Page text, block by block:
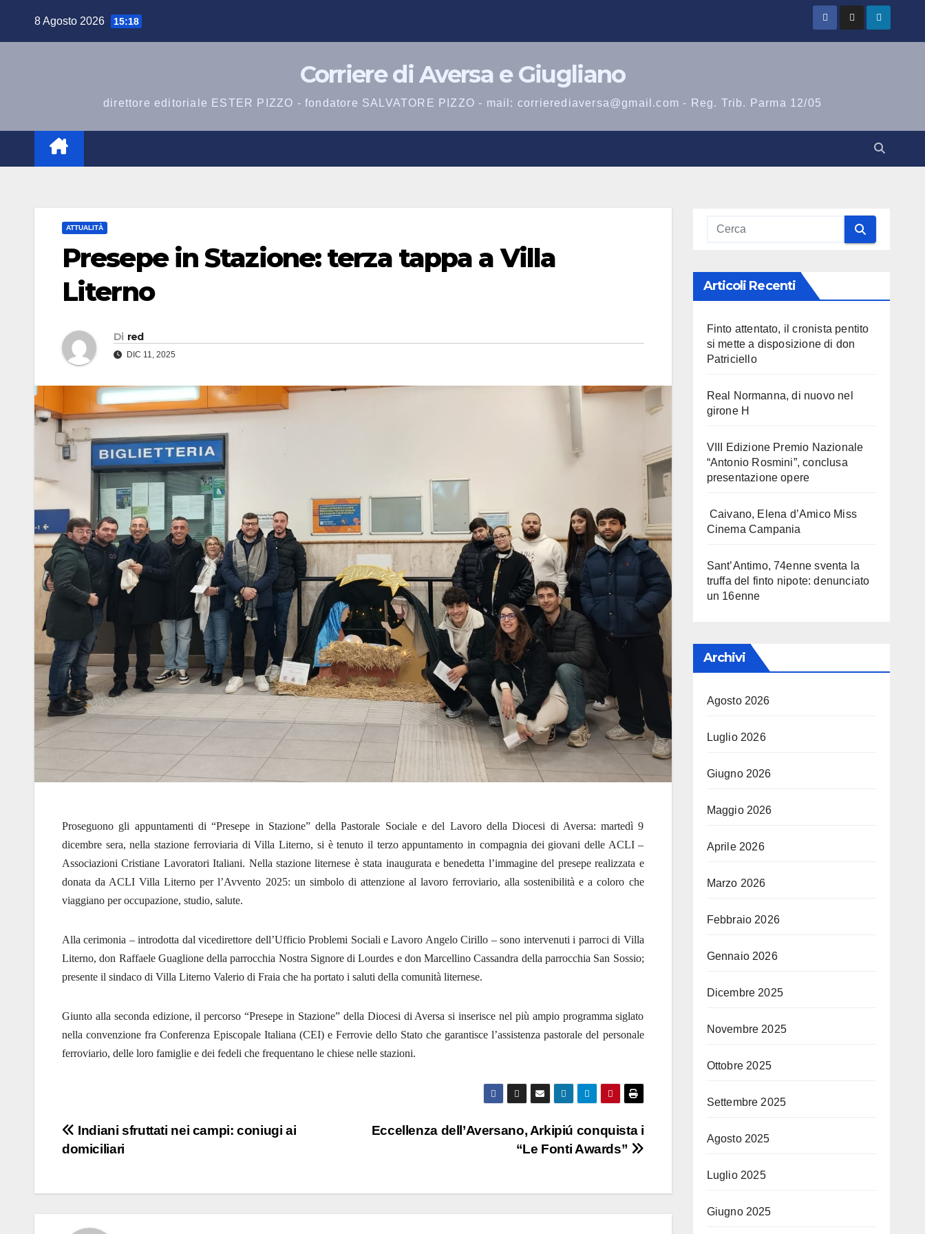
8 Agosto 2026 15:18
Corriere di Aversa e Giugliano
direttore editoriale ESTER PIZZO - fondatore SALVATORE PIZZO - mail: corrierediaversa@gmail.com - Reg. Trib. Parma 12/05
ATTUALITÀ
Presepe in Stazione: terza tappa a Villa
Literno
Di red
DIC 11, 2025
Proseguono gli appuntamenti di “Presepe in Stazione” della Pastorale Sociale e del Lavoro della Diocesi di Aversa: martedì 9
dicembre sera, nella stazione ferroviaria di Villa Literno, si è tenuto il terzo appuntamento in compagnia dei giovani delle ACLI –
Associazioni Cristiane Lavoratori Italiani. Nella stazione liternese è stata inaugurata e benedetta l’immagine del presepe realizzata e
donata da ACLI Villa Literno per l’Avvento 2025: un simbolo di attenzione al lavoro ferroviario, alla sostenibilità e a coloro che
viaggiano per occupazione, studio, salute.
Alla cerimonia – introdotta dal vicedirettore dell’Ufficio Problemi Sociali e Lavoro Angelo Cirillo – sono intervenuti i parroci di Villa
Literno, don Raffaele Guaglione della parrocchia Nostra Signore di Lourdes e don Marcellino Cassandra della parrocchia San Sossio;
presente il sindaco di Villa Literno Valerio di Fraia che ha portato i saluti della comunità liternese.
Giunto alla seconda edizione, il percorso “Presepe in Stazione” della Diocesi di Aversa si inserisce nel più ampio programma siglato
nella convenzione fra Conferenza Episcopale Italiana (CEI) e Ferrovie dello Stato che garantisce l’assistenza pastorale del personale
ferroviario, delle loro famiglie e dei fedeli che frequentano le chiese nelle stazioni.
Navigazione
Eccellenza dell’Aversano, Arkipiú conquista i
“Le Fonti Awards”
Indiani sfruttati nei campi: coniugi ai
domiciliari
Articoli Recenti
Finto attentato, il cronista pentito
si mette a disposizione di don
Patriciello
Real Normanna, di nuovo nel
girone H
VIII Edizione Premio Nazionale
“Antonio Rosmini”, conclusa
presentazione opere
Caivano, Elena d’Amico Miss
Cinema Campania
Sant’Antimo, 74enne sventa la
truffa del finto nipote: denunciato
un 16enne
Archivi
Agosto 2026
Luglio 2026
Giugno 2026
Maggio 2026
Aprile 2026
Marzo 2026
Febbraio 2026
Gennaio 2026
Dicembre 2025
Novembre 2025
Ottobre 2025
Settembre 2025
Agosto 2025
Luglio 2025
Giugno 2025